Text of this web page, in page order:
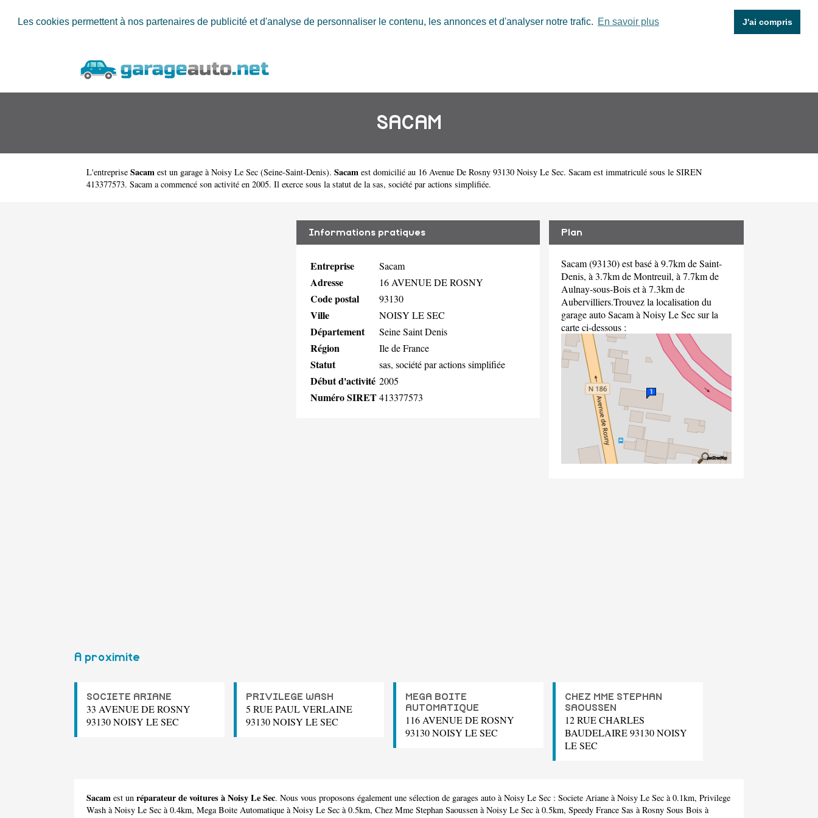
Les cookies permettent à nos partenaires de publicité et d'analyse de personnaliser le contenu, les annonces et d'analyser notre trafic. En savoir plus J'ai compris
SACAM
L'entreprise Sacam est un garage à Noisy Le Sec (Seine-Saint-Denis). Sacam est domicilié au 16 Avenue De Rosny 93130 Noisy Le Sec. Sacam est immatriculé sous le SIREN
413377573. Sacam a commencé son activité en 2005. Il exerce sous la statut de la sas, société par actions simplifiée.
Informations pratiques
Entreprise Sacam
Adresse 16 AVENUE DE ROSNY
Code postal 93130
Ville NOISY LE SEC
Département Seine Saint Denis
Région Ile de France
Statut sas, société par actions simplifiée
Début d'activité 2005
Numéro SIRET413377573
Plan
Sacam (93130) est basé à 9.7km de Saint-
Denis, à 3.7km de Montreuil, à 7.7km de
Aulnay-sous-Bois et à 7.3km de
Aubervilliers.Trouvez la localisation du
garage auto Sacam à Noisy Le Sec sur la
carte ci-dessous :
A proximite
SOCIETE ARIANE
33 AVENUE DE ROSNY
93130 NOISY LE SEC
PRIVILEGE WASH
5 RUE PAUL VERLAINE
93130 NOISY LE SEC
MEGA BOITE
AUTOMATIQUE
116 AVENUE DE ROSNY
93130 NOISY LE SEC
CHEZ MME STEPHAN
SAOUSSEN
12 RUE CHARLES
BAUDELAIRE 93130 NOISY
LE SEC
Sacam est un réparateur de voitures à Noisy Le Sec. Nous vous proposons également une sélection de garages auto à Noisy Le Sec : Societe Ariane à Noisy Le Sec à 0.1km, Privilege
Wash à Noisy Le Sec à 0.4km, Mega Boite Automatique à Noisy Le Sec à 0.5km, Chez Mme Stephan Saoussen à Noisy Le Sec à 0.5km, Speedy France Sas à Rosny Sous Bois à